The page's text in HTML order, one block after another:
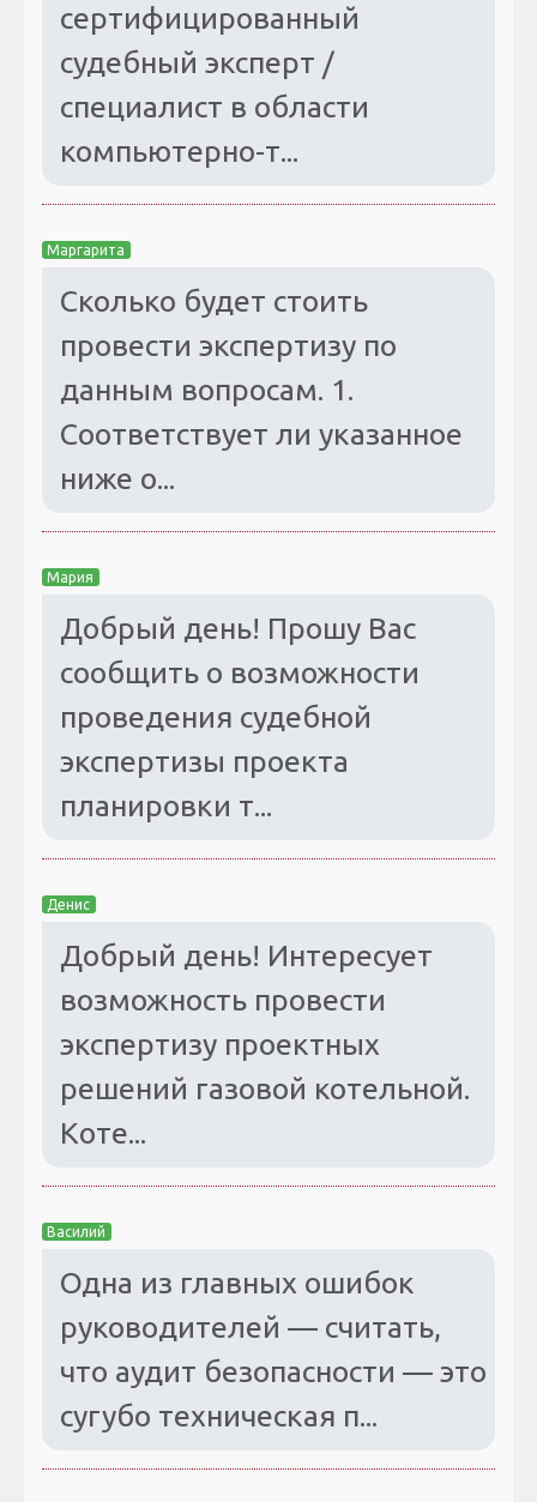
сертифицированный
судебный эксперт /
специалист в области
компьютерно-т...
Маргарита
Сколько будет стоить
провести экспертизу по
данным вопросам. 1.
Соответствует ли указанное
ниже о...
Мария
Добрый день! Прошу Вас
сообщить о возможности
проведения судебной
экспертизы проекта
планировки т...
Денис
Добрый день! Интересует
возможность провести
экспертизу проектных
решений газовой котельной.
Коте...
Василий
Одна из главных ошибок
руководителей — считать,
что аудит безопасности — это
сугубо техническая п...